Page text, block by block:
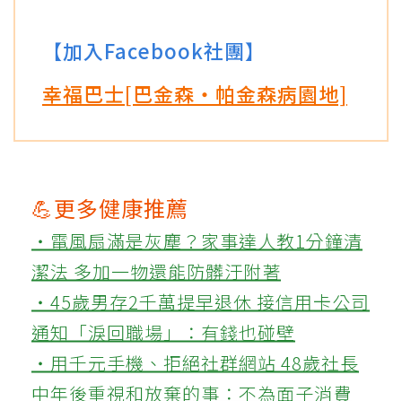
【加入Facebook社團】
幸福巴士[巴金森‧帕金森病園地]
💪更多健康推薦
‧電風扇滿是灰塵？家事達人教1分鐘清
潔法 多加一物還能防髒汙附著
‧45歲男存2千萬提早退休 接信用卡公司
通知「淚回職場」：有錢也碰壁
‧用千元手機、拒絕社群網站 48歲社長
中年後重視和放棄的事：不為面子消費